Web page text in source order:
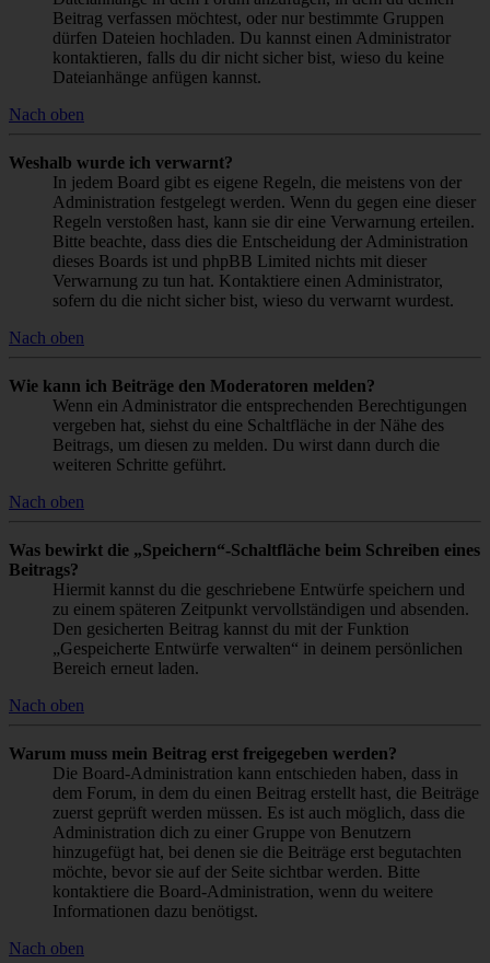
Beitrag verfassen möchtest, oder nur bestimmte Gruppen
dürfen Dateien hochladen. Du kannst einen Administrator
kontaktieren, falls du dir nicht sicher bist, wieso du keine
Dateianhänge anfügen kannst.
Nach oben
Weshalb wurde ich verwarnt?
In jedem Board gibt es eigene Regeln, die meistens von der
Administration festgelegt werden. Wenn du gegen eine dieser
Regeln verstoßen hast, kann sie dir eine Verwarnung erteilen.
Bitte beachte, dass dies die Entscheidung der Administration
dieses Boards ist und phpBB Limited nichts mit dieser
Verwarnung zu tun hat. Kontaktiere einen Administrator,
sofern du die nicht sicher bist, wieso du verwarnt wurdest.
Nach oben
Wie kann ich Beiträge den Moderatoren melden?
Wenn ein Administrator die entsprechenden Berechtigungen
vergeben hat, siehst du eine Schaltfläche in der Nähe des
Beitrags, um diesen zu melden. Du wirst dann durch die
weiteren Schritte geführt.
Nach oben
Was bewirkt die „Speichern“-Schaltfläche beim Schreiben eines
Beitrags?
Hiermit kannst du die geschriebene Entwürfe speichern und
zu einem späteren Zeitpunkt vervollständigen und absenden.
Den gesicherten Beitrag kannst du mit der Funktion
„Gespeicherte Entwürfe verwalten“ in deinem persönlichen
Bereich erneut laden.
Nach oben
Warum muss mein Beitrag erst freigegeben werden?
Die Board-Administration kann entschieden haben, dass in
dem Forum, in dem du einen Beitrag erstellt hast, die Beiträge
zuerst geprüft werden müssen. Es ist auch möglich, dass die
Administration dich zu einer Gruppe von Benutzern
hinzugefügt hat, bei denen sie die Beiträge erst begutachten
möchte, bevor sie auf der Seite sichtbar werden. Bitte
kontaktiere die Board-Administration, wenn du weitere
Informationen dazu benötigst.
Nach oben